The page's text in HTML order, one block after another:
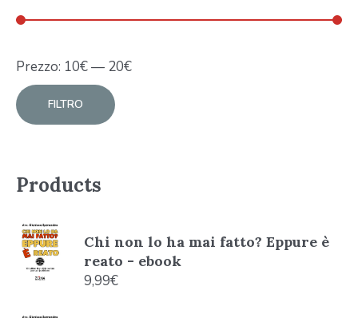
FILTRO
Prezzo: 10€— 20€
Products
Chi non lo ha mai fatto? Eppure è
reato - ebook
9,99€